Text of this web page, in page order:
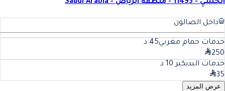
الحسي - 11493 - منطقة الرياض - Saudi Arabia
داخل الصالون
خدمات حمام مغربي45 د
250
خدمات البديكير 10 د
35
عرض المزيد